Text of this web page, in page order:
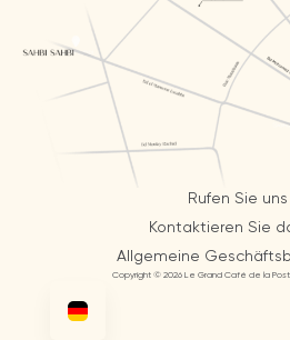
Rufen Sie
Kontaktieren Sie
Allgemeine
Copyright © 2026 Le Grand Café de la